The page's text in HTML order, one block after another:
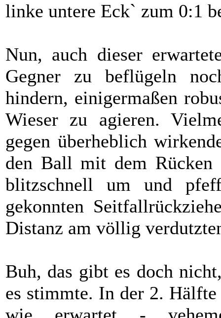
linke untere Eck` zum 0:1
Nun, auch dieser
Gegner zu beflügeln
hindern, einigermaßen
Wieser zu agieren.
gegen überheblich
den Ball mit dem Rücken
blitzschnell um und
gekonnten
Distanz am völlig
Buh, das gibt es doch
es stimmte. In der 2.